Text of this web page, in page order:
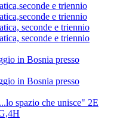
e triennio
e triennio
seconde e triennio
seconde e triennio
in Bosnia presso
in Bosnia presso
spazio che unisce" 2E